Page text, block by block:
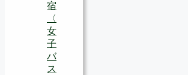
宿
〈
女
子
バ
ス